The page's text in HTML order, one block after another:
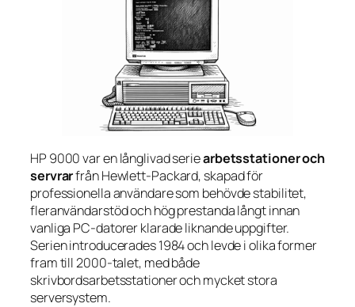
HP 9000 var en långlivad seriearbetsstationer och
servrarfrån Hewlett-Packard, skapad för
professionella användare som behövde stabilitet,
fleranvändarstöd och hög prestanda långt innan
vanliga PC-datorer klarade liknande uppgifter.
Serien introducerades 1984 och levde i olika former
fram till 2000-talet, med både
skrivbordsarbetsstationer och mycket stora
serversystem.